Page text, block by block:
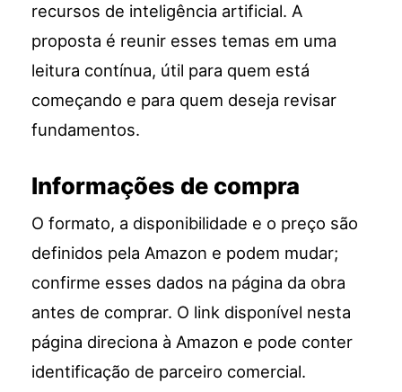
recursos de inteligência artificial. A
proposta é reunir esses temas em uma
leitura contínua, útil para quem está
começando e para quem deseja revisar
fundamentos.
Informações de compra
O formato, a disponibilidade e o preço são
definidos pela Amazon e podem mudar;
confirme esses dados na página da obra
antes de comprar. O link disponível nesta
página direciona à Amazon e pode conter
identificação de parceiro comercial.